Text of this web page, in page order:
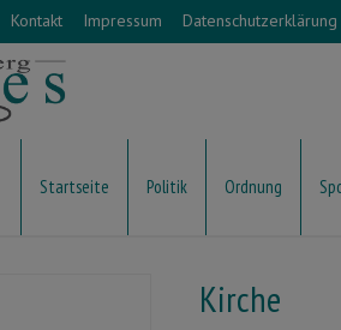
Kontakt Impressum Datenschutzerklärung
Startseite Politik Ordnung
Kirche